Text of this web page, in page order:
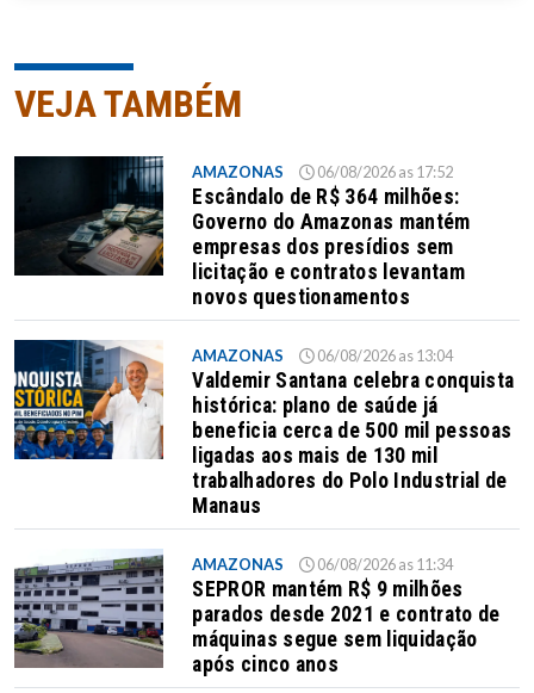
VEJA TAMBÉM
AMAZONAS 06/08/2026 as 17:52
Escândalo de R$ 364 milhões:
Governo do Amazonas mantém
empresas dos presídios sem
licitação e contratos levantam
novos questionamentos
AMAZONAS 06/08/2026 as 13:04
Valdemir Santana celebra conquista
histórica: plano de saúde já
beneficia cerca de 500 mil pessoas
ligadas aos mais de 130 mil
trabalhadores do Polo Industrial de
Manaus
AMAZONAS 06/08/2026 as 11:34
SEPROR mantém R$ 9 milhões
parados desde 2021 e contrato de
máquinas segue sem liquidação
após cinco anos